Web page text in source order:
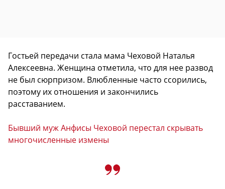
Гостьей передачи стала мама Чеховой Наталья
Алексеевна. Женщина отметила, что для нее развод
не был сюрпризом. Влюбленные часто ссорились,
поэтому их отношения и закончились
расставанием.
Бывший муж Анфисы Чеховой перестал скрывать
многочисленные измены